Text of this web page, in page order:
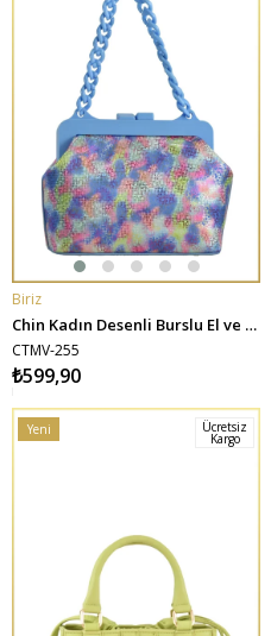
SEPETE EKLE
Biriz
Chin Kadın Desenli Burslu El ve Omuz Çantası - Mavi
CTMV-255
₺599,90
Yeni
Ücretsiz
Kargo